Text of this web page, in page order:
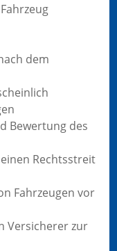
dem
Bewertung des
Rechtsstreit
Fahrzeugen vor
Versicherer zur